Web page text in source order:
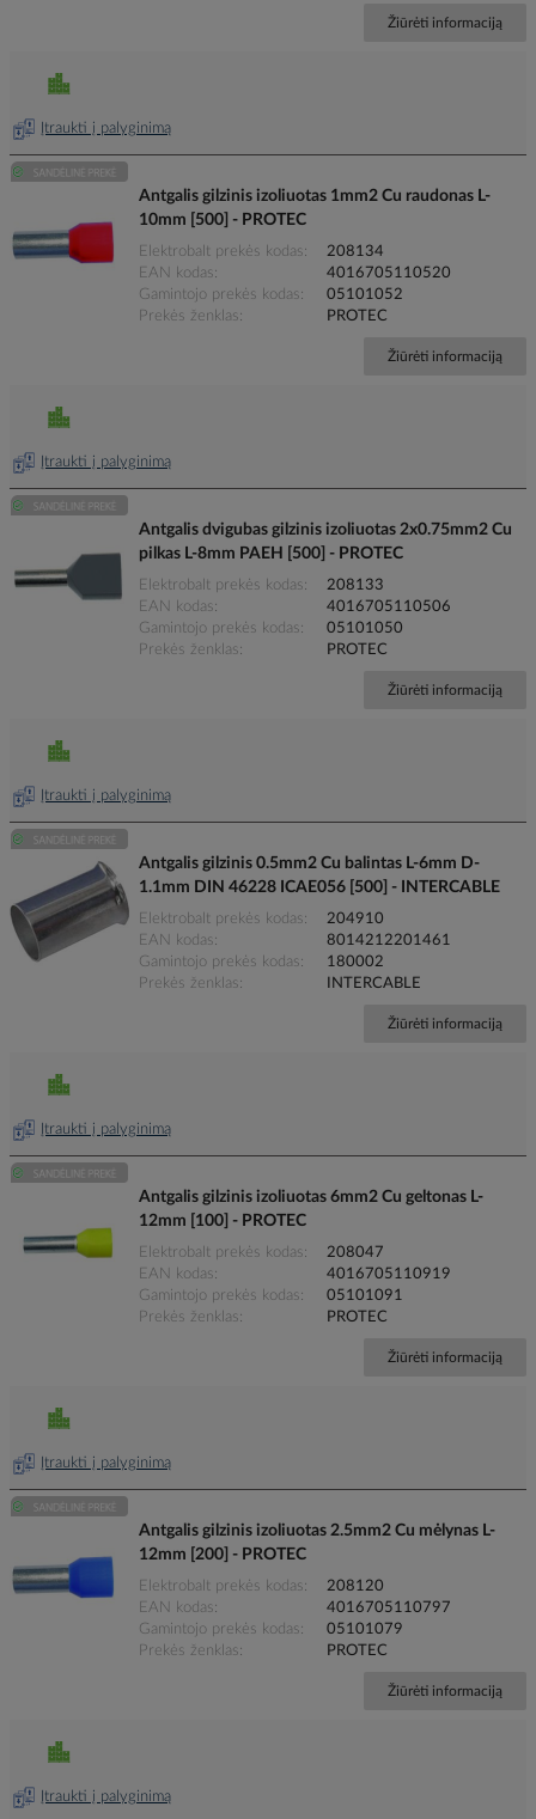
Žiūrėti informaciją
Įtraukti į palyginimą
Antgalis gilzinis izoliuotas 1mm2 Cu raudonas L-
10mm [500] - PROTEC
Elektrobalt prekės kodas
208134
EAN kodas
4016705110520
Gamintojo prekės kodas
05101052
Prekės ženklas
PROTEC
Žiūrėti informaciją
Įtraukti į palyginimą
Antgalis dvigubas gilzinis izoliuotas 2x0.75mm2 Cu
pilkas L-8mm PAEH [500] - PROTEC
Elektrobalt prekės kodas
208133
EAN kodas
4016705110506
Gamintojo prekės kodas
05101050
Prekės ženklas
PROTEC
Žiūrėti informaciją
Įtraukti į palyginimą
Antgalis gilzinis 0.5mm2 Cu balintas L-6mm D-
1.1mm DIN 46228 ICAE056 [500] - INTERCABLE
Elektrobalt prekės kodas
204910
EAN kodas
8014212201461
Gamintojo prekės kodas
180002
Prekės ženklas
INTERCABLE
Žiūrėti informaciją
Įtraukti į palyginimą
Antgalis gilzinis izoliuotas 6mm2 Cu geltonas L-
12mm [100] - PROTEC
Elektrobalt prekės kodas
208047
EAN kodas
4016705110919
Gamintojo prekės kodas
05101091
Prekės ženklas
PROTEC
Žiūrėti informaciją
Įtraukti į palyginimą
Antgalis gilzinis izoliuotas 2.5mm2 Cu mėlynas L-
12mm [200] - PROTEC
Elektrobalt prekės kodas
208120
EAN kodas
4016705110797
Gamintojo prekės kodas
05101079
Prekės ženklas
PROTEC
Žiūrėti informaciją
Įtraukti į palyginimą